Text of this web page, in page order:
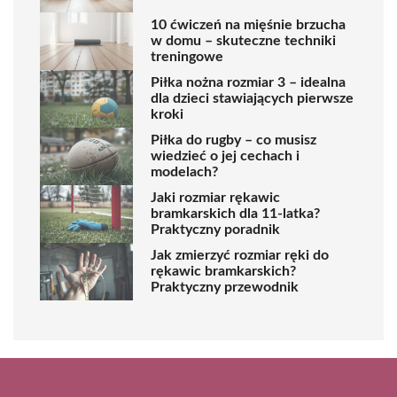
10 ćwiczeń na mięśnie brzucha
w domu – skuteczne techniki
treningowe
Piłka nożna rozmiar 3 – idealna
dla dzieci stawiających pierwsze
kroki
Piłka do rugby – co musisz
wiedzieć o jej cechach i
modelach?
Jaki rozmiar rękawic
bramkarskich dla 11-latka?
Praktyczny poradnik
Jak zmierzyć rozmiar ręki do
rękawic bramkarskich?
Praktyczny przewodnik